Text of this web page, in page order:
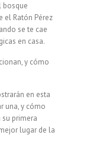
bosque
el Ratón Pérez
se te cae
en casa.
y cómo
en esta
una, y cómo
primera
lugar de la